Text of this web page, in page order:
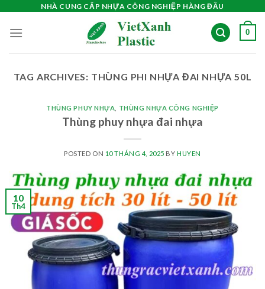
content
NHÀ CUNG CẤP NHỰA CÔNG NGHIỆP HÀNG ĐẦU
0
TAG ARCHIVES: THÙNG PHI NHỰA ĐAI NHỰA 50L
THÙNG PHUY NHỰA THÙNG NHỰA CÔNG NGHIỆP
Thùng phuy nhựa đai nhựa
POSTED ON 10 THÁNG 4, 2025 BY HUYEN
10
Th4